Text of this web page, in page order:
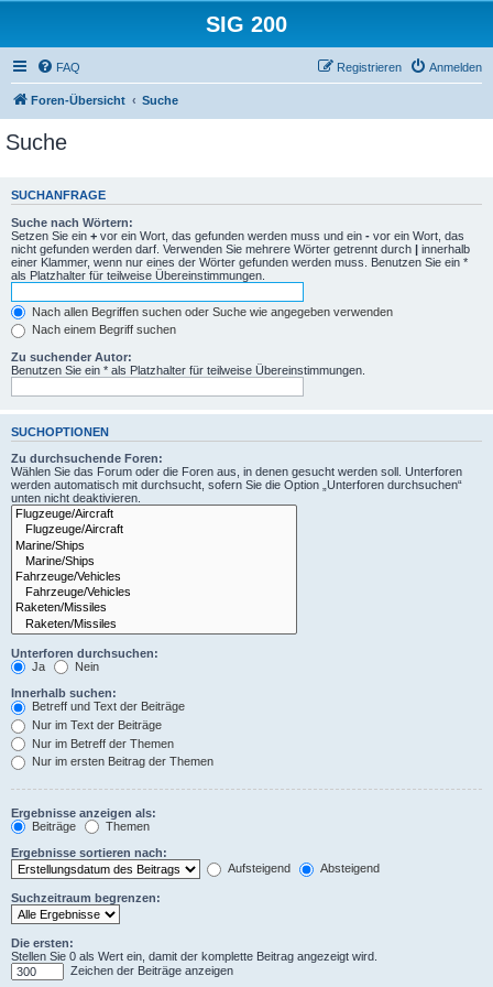
SIG 200
FAQ Anmelden
Registrieren
Foren-Übersicht Suche
Suche
SUCHANFRAGE
Suche nach Wörtern:
Setzen Sie ein + vor ein Wort, das gefunden werden muss und ein - vor ein Wort, das
nicht gefunden werden darf. Verwenden Sie mehrere Wörter getrennt durch | innerhalb
einer Klammer, wenn nur eines der Wörter gefunden werden muss. Benutzen Sie ein *
als Platzhalter für teilweise Übereinstimmungen.
Nach allen Begriffen suchen oder Suche wie angegeben verwenden
Nach einem Begriff suchen
Zu suchender Autor:
Benutzen Sie ein * als Platzhalter für teilweise Übereinstimmungen.
SUCHOPTIONEN
Zu durchsuchende Foren:
Wählen Sie das Forum oder die Foren aus, in denen gesucht werden soll. Unterforen
werden automatisch mit durchsucht, sofern Sie die Option „Unterforen durchsuchen“
unten nicht deaktivieren.
Unterforen durchsuchen:
Ja
Nein
Innerhalb suchen:
Betreff und Text der Beiträge
Nur im Text der Beiträge
Nur im Betreff der Themen
Nur im ersten Beitrag der Themen
Ergebnisse anzeigen als:
Beiträge
Themen
Ergebnisse sortieren nach:
Aufsteigend
Absteigend
Suchzeitraum begrenzen:
Die ersten:
Stellen Sie 0 als Wert ein, damit der komplette Beitrag angezeigt wird.
Zeichen der Beiträge anzeigen